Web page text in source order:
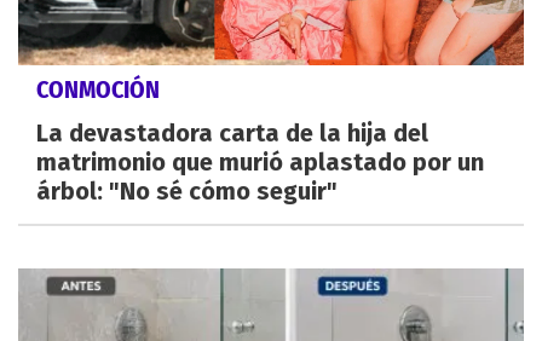
CONMOCIÓN
La devastadora carta de la hija del
matrimonio que murió aplastado por un
árbol: "No sé cómo seguir"